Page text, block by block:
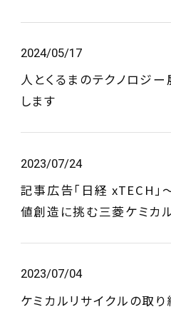
2024/05/17
人とくるまのテクノロジ
します
2023/07/24
記事広告「日経 xTECH
値創造に挑む三菱ケミカ
2023/07/04
ケミカルリサイクルの取